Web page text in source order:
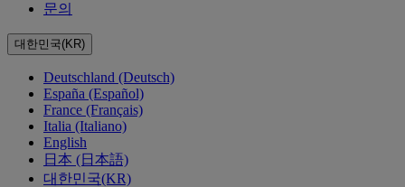
문의
대한민국(KR)
Deutschland (Deutsch)
España (Español)
France (Français)
Italia (Italiano)
English
日本 (日本語)
대한민국(KR)